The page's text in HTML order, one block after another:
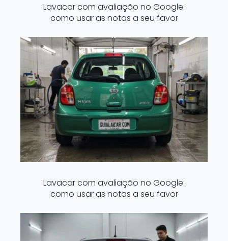
Lavacar com avaliação no Google:
como usar as notas a seu favor
Lavacar com avaliação no Google:
como usar as notas a seu favor